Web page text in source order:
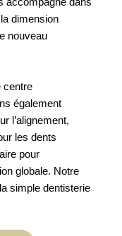
accompagne dans
dimension
nouveau
centre
également
l’alignement,
les dents
pour
globale. Notre
simple dentisterie